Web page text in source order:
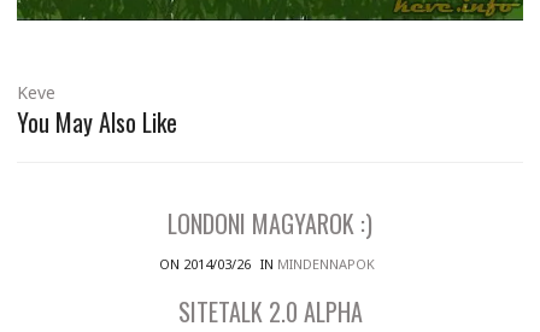
Keve
You May Also Like
LONDONI MAGYAROK :)
ON 2014/03/26 IN MINDENNAPOK
SITETALK 2.0 ALPHA